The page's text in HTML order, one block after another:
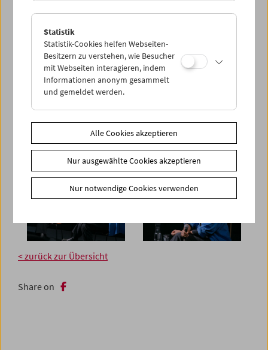
< zurück zur Übersicht
Share on
Statistik
Statistik-Cookies helfen Webseiten-
Besitzern zu verstehen, wie Besucher
mit Webseiten interagieren, indem
Informationen anonym gesammelt
und gemeldet werden.
Alle Cookies akzeptieren
Nur ausgewählte Cookies akzeptieren
Nur notwendige Cookies verwenden